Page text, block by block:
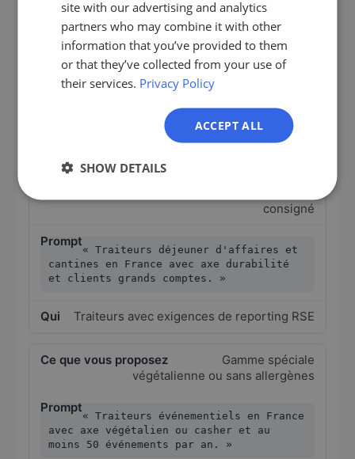
Équipements de cuisine
« Traiteurs événementiels de taille
moyenne en France avec 20 à 80 employés,
cuisine professionnelle propre et
Traiteurs de taille moyenne avec
consigné
« Traiteurs déjeuner d'affaires et
cantines en France avec axe durabilité
et clients grands comptes. »
Traiteurs avec exigences de reporting RSE
Gamme spéciale
végétalienne ou sans allergènes
« Traiteurs événementiels en France
avec axe végétalien ou casher et au
moins 50 événements par an. »
FR
PL
site with our advertising and analytics
partners who may combine it with other
information that you’ve provided to them
or that they’ve collected from your use of
their services. Privacy Policy
ACCEPT ALL
SHOW DETAILS